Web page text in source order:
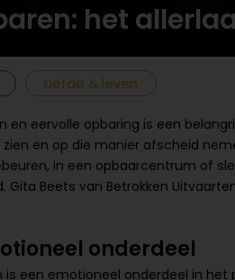
het
Liefde & leven
en eervolle opbaring is een
en op die manier afscheid
in een opbaarcentrum of
Gita Beets van Betrokken
onderdeel
is een emotioneel onderdeel in